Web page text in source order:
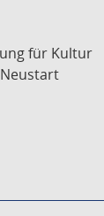
für Kultur